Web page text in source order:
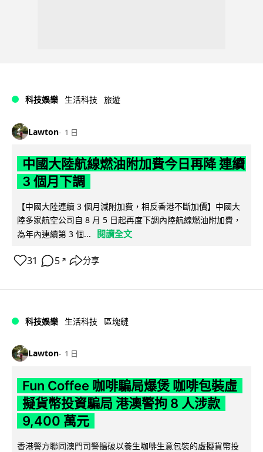
科技娛樂 生活科技 旅遊
Lawton 1 日
中國大陸航線燃油附加費今日再降 連續
3 個月下調
【中國大陸連續 3 個月減附加費，相反香港不斷加價】中國大
陸多家航空公司自 8 月 5 日起再度下調內陸航線燃油附加費，
為年內連續第 3 個...
閱讀全文
31 5 ↗ 分享
科技娛樂 生活科技 區塊鏈
Lawton 1 日
Fun Coffee 咖啡騙局爆煲 咖啡包裝虛
擬貨幣投資騙局 港澳警拘 8 人涉款
9,400 萬元
香港警方聯同澳門司警搗破以養生咖啡生意包裝的虛擬貨幣投